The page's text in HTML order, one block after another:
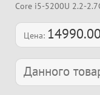
Core i5-5200U 2.2-
Цена: 14990.00
Данного